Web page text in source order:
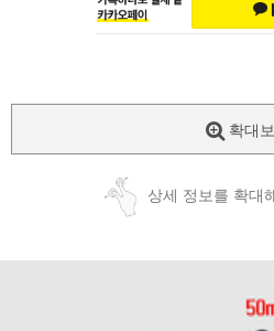
확대
상세 정보를 확대